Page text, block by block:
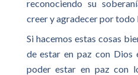
reconociendo su
creer y agradecer por todo
Si hacemos estas cosas
de estar en paz con Dios
poder estar en paz con